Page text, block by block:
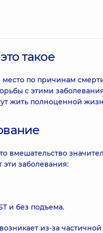
такое
по причинам
с этими
жить полноценной
вмешательство
эти заболевания:
и без подъема.
из-за